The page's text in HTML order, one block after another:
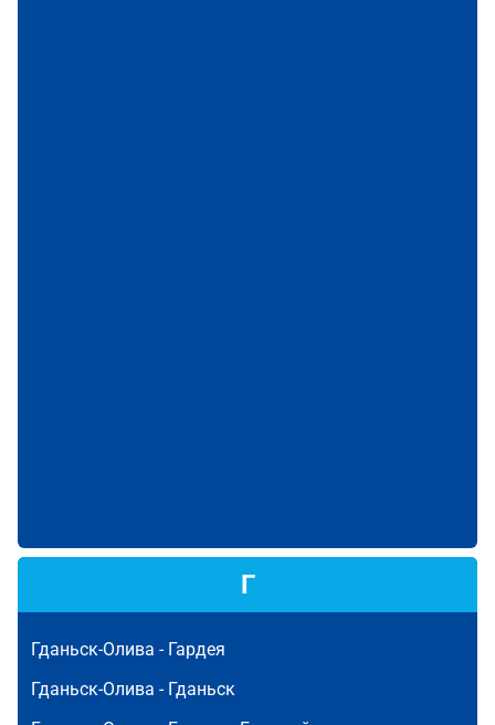
Г
Гданьск-Олива - Гардея
Гданьск-Олива - Гданьск